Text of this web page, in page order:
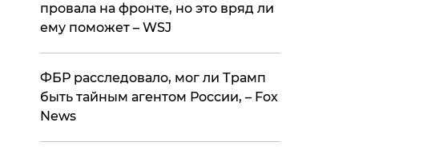
провала на фронте, но это вряд ли
ему поможет – WSJ
ФБР расследовало, мог ли Трамп
быть тайным агентом России, – Fox
News